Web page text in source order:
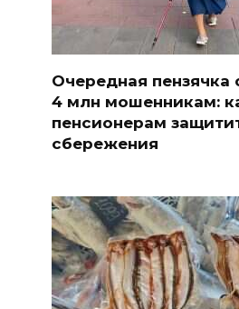
Очередная пензячка
4 млн мошенникам:
пенсионерам
сбережения